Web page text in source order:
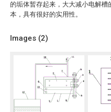
的垢体暂存起来，大大减小电解槽
本，具有很好的实用性。
Images (2)